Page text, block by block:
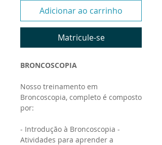
Adicionar ao carrinho
Matricule-se
BRONCOSCOPIA
Nosso treinamento em
Broncoscopia, completo é composto
por:
- Introdução à Broncoscopia -
Atividades para aprender a